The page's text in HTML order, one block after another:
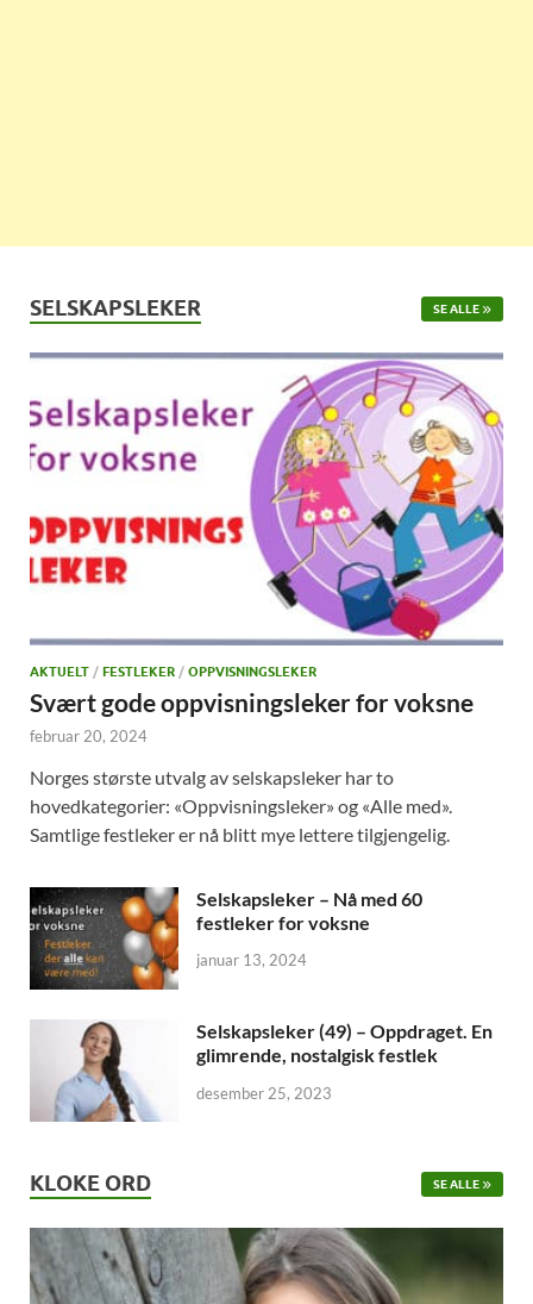
SELSKAPSLEKER SE ALLE
AKTUELT / FESTLEKER / OPPVISNINGSLEKER
Svært gode oppvisningsleker for voksne
februar 20, 2024
Norges største utvalg av selskapsleker har to
hovedkategorier: «Oppvisningsleker» og «Alle med».
Samtlige festleker er nå blitt mye lettere tilgjengelig.
Selskapsleker – Nå med 60
festleker for voksne
januar 13, 2024
Selskapsleker (49) – Oppdraget. En
glimrende, nostalgisk festlek
desember 25, 2023
KLOKE ORD SE ALLE